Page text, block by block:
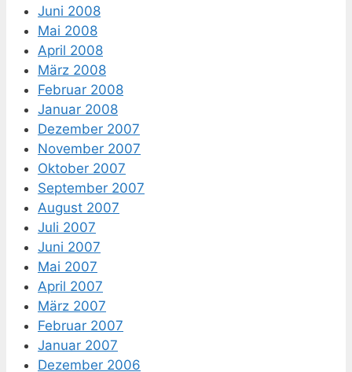
Juni 2008
Mai 2008
April 2008
März 2008
Februar 2008
Januar 2008
Dezember 2007
November 2007
Oktober 2007
September 2007
August 2007
Juli 2007
Juni 2007
Mai 2007
April 2007
März 2007
Februar 2007
Januar 2007
Dezember 2006